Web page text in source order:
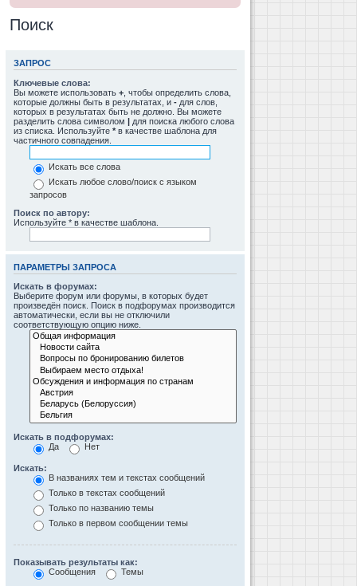
Поиск
ЗАПРОС
Ключевые слова:
Вы можете использовать + , чтобы определить слова,
которые должны быть в результатах, и - для слов,
которых в результатах быть не должно. Вы можете
разделить слова символом | для поиска любого слова
из списка. Используйте * в качестве шаблона для
частичного совпадения.
Искать все слова
Искать любое слово/поиск с языком
запросов
Поиск по автору:
Используйте * в качестве шаблона.
ПАРАМЕТРЫ ЗАПРОСА
Искать в форумах:
Выберите форум или форумы, в которых будет
произведён поиск. Поиск в подфорумах производится
автоматически, если вы не отключили
соответствующую опцию ниже.
Искать в подфорумах:
Да
Нет
Искать:
В названиях тем и текстах сообщений
Только в текстах сообщений
Только по названию темы
Только в первом сообщении темы
Показывать результаты как:
Сообщения
Темы